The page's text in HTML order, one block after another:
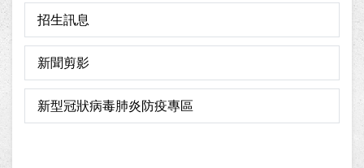
招生訊息
新聞剪影
新型冠狀病毒肺炎防疫專區